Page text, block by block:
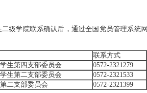
级学院联系确认后，通过全国党员管理系统
联系方式
生第四支部委员会
0572-2321279
生第二支部委员会
0572-2321533
二支部委员会 0572-2321399